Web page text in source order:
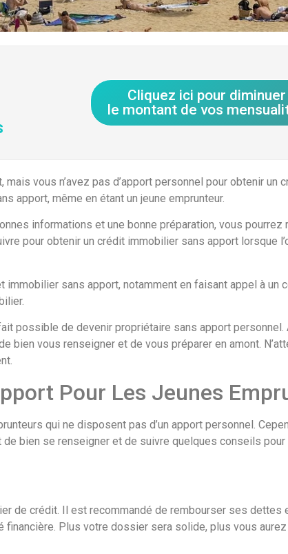
Cliquez ici pour diminuer
le montant de vos
vous n’avez pas d’apport personnel pour obtenir un
apport, même en étant un jeune emprunteur.
informations et une bonne préparation, vous
pour obtenir un crédit immobilier sans apport lorsque
sans apport, notamment en faisant appel à un
possible de devenir propriétaire sans apport personnel.
vous renseigner et de vous préparer en amont.
Pour Les Jeunes
qui ne disposent pas d’un apport personnel.
bien se renseigner et de suivre quelques conseils
de crédit. Il est recommandé de rembourser ses dettes
Plus votre dossier sera solide, plus vous aurez